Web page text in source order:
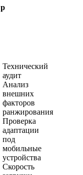
p
Технический
аудит
Анализ
внешних
факторов
ранжирования
Проверка
адаптации
под
мобильные
устройства
Скорость